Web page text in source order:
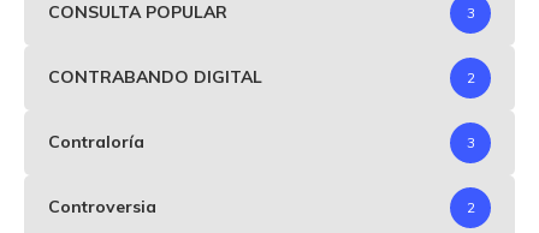
CONSULTA POPULAR 3
CONTRABANDO DIGITAL 2
Contraloría 3
Controversia 2